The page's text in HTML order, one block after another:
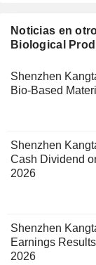
Noticias en
Biological
Shenzhen
Bio-Based
Shenzhen
Cash Dividend
2026
Shenzhen
Earnings
2026